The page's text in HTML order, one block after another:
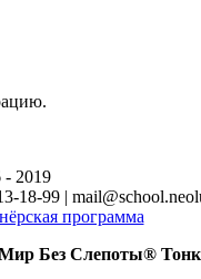
2019
18-99 |
программа
Без Слепоты®